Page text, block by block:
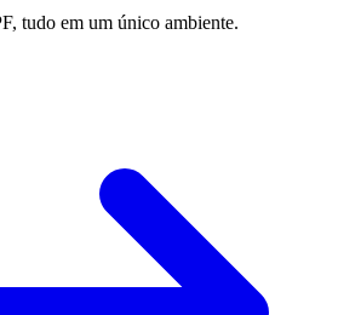
tudo em um único ambiente.